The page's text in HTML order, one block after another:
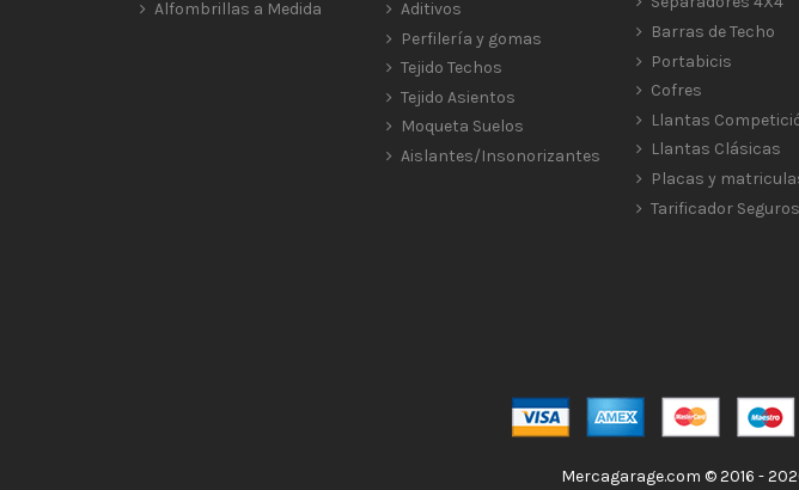
Alfombrillas a Medida
Aditivos
Perfilería y gomas
Tejido Techos
Tejido Asientos
Moqueta Suelos
Aislantes/Insonorizantes
Barras de Techo
Portabicis
Cofres
Llantas
Llantas Clásicas
Placas y
Tarificador Seguros
Mercagarage.com © 2016 -